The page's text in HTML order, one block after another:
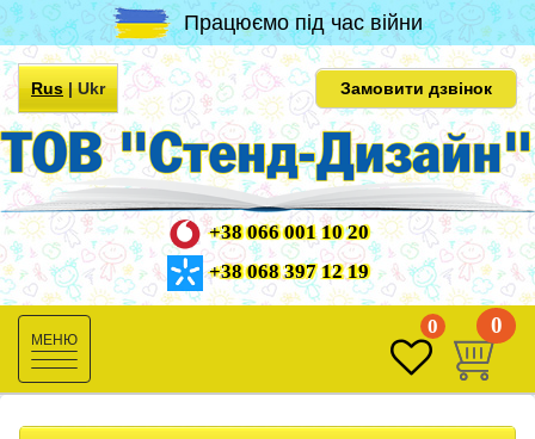
Працюємо під час війни
Rus|Ukr Замовити дзвінок
+38 066 001 10 20
+38 068 397 12 19
Toggle
navigation
0 0